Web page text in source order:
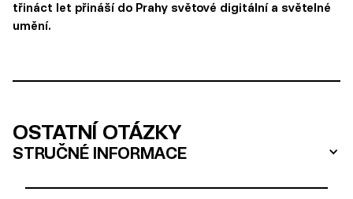
třináct let přináší do Prahy světové digitální a světelné
umění.
OSTATNÍ OTÁZKY
STRUČNÉ INFORMACE